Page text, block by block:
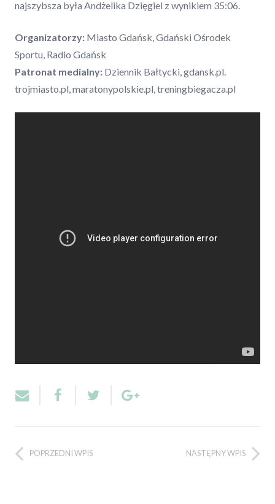
najszybsza była Andżelika Dzięgiel z wynikiem 35:06.
Organizatorzy: Miasto Gdańsk, Gdański Ośrodek
Sportu, Radio Gdańsk
Patronat medialny: Dziennik Bałtycki, gdansk.pl.
trojmiasto.pl, maratonypolskie.pl, treningbiegacza.pl
POPRZEDNI WPIS NASTĘPNY WPIS